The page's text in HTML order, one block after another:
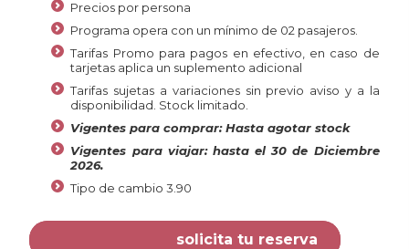
Precios por persona
Programa opera con un mínimo de 02 pasajeros.
Tarifas Promo para pagos en efectivo, en caso de
tarjetas aplica un suplemento adicional
Tarifas sujetas a variaciones sin previo aviso y a la
disponibilidad. Stock limitado.
Vigentes para comprar: Hasta agotar stock
Vigentes para viajar: hasta el 30 de Diciembre
2026.
Tipo de cambio 3.90
solicita tu reserva